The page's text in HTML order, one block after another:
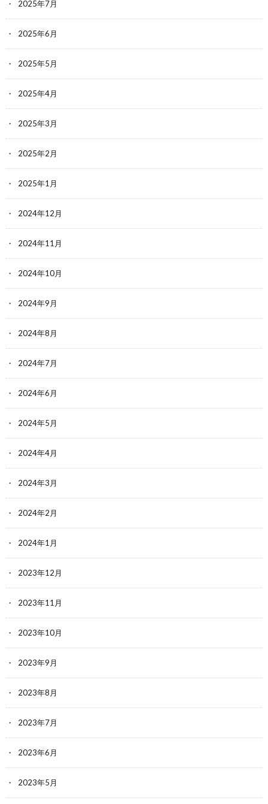
2025年7月
2025年6月
2025年5月
2025年4月
2025年3月
2025年2月
2025年1月
2024年12月
2024年11月
2024年10月
2024年9月
2024年8月
2024年7月
2024年6月
2024年5月
2024年4月
2024年3月
2024年2月
2024年1月
2023年12月
2023年11月
2023年10月
2023年9月
2023年8月
2023年7月
2023年6月
2023年5月